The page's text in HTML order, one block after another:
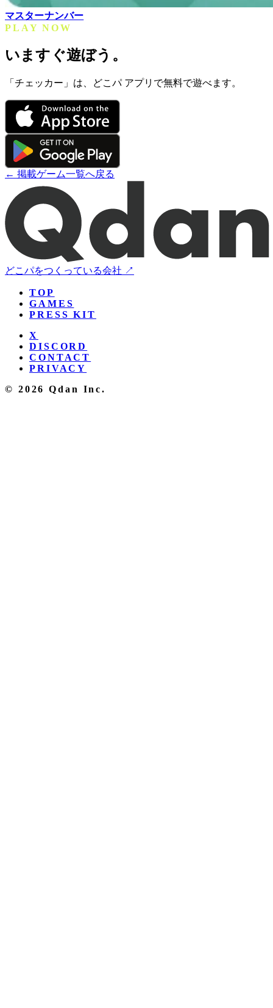
マスターナンバー
PLAY NOW
いますぐ遊ぼう。
「チェッカー」は、どこパ アプリで無料で遊べます。
← 掲載ゲーム一覧へ戻る
どこパをつくっている会社 ↗
TOP
GAMES
PRESS KIT
X
DISCORD
CONTACT
PRIVACY
© 2026 Qdan Inc.